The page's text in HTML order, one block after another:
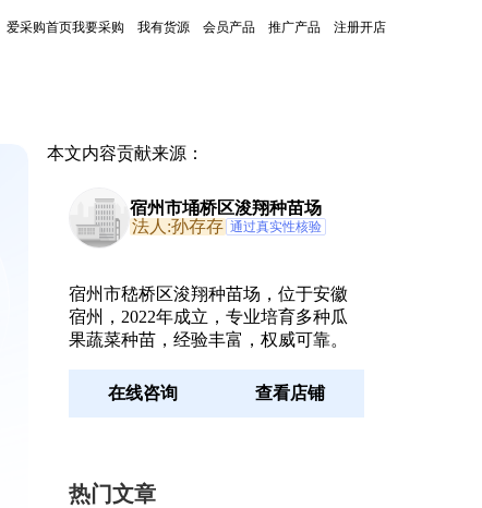
爱采购首页我要采购 我有货源 会员产品 推广产品 注册开店
本文内容贡献来源：
宿州市埇桥区浚翔种苗场
法人:孙存存 通过真实性核验
宿州市嵇桥区浚翔种苗场，位于安徽
宿州，2022年成立，专业培育多种瓜
果蔬菜种苗，经验丰富，权威可靠。
在线咨询 查看店铺
热门文章